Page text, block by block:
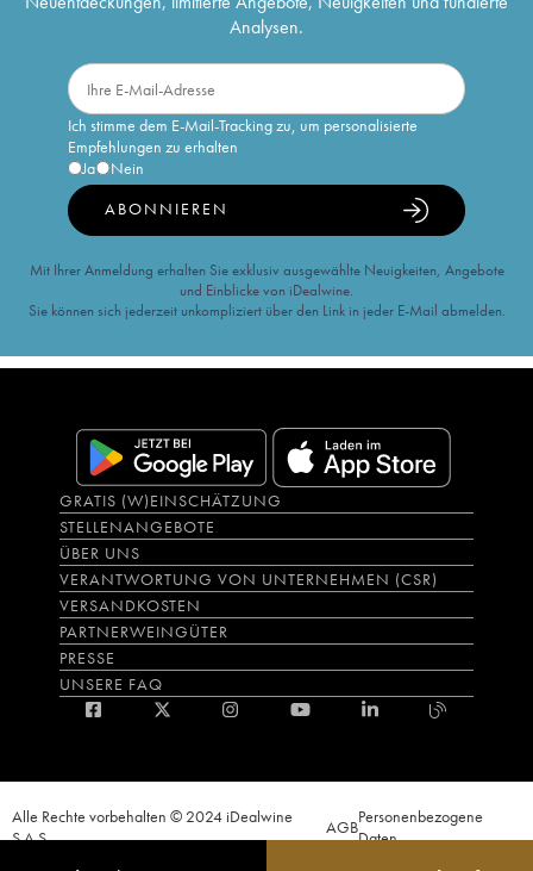
Analysen.
Ich stimme dem E-Mail-Tracking zu, um personalisierte
Empfehlungen zu erhalten
Ja
Nein
ABONNIEREN
Mit Ihrer Anmeldung erhalten Sie exklusiv ausgewählte Neuigkeiten, Angebote
und Einblicke von iDealwine.
Sie können sich jederzeit unkompliziert über den Link in jeder E-Mail abmelden.
GRATIS (W)EINSCHÄTZUNG
STELLENANGEBOTE
ÜBER UNS
VERANTWORTUNG VON UNTERNEHMEN (CSR)
VERSANDKOSTEN
PARTNERWEINGÜTER
PRESSE
UNSERE FAQ
Alle Rechte vorbehalten © 2024 iDealwine
S.A.S.
AGBPersonenbezogene
Daten